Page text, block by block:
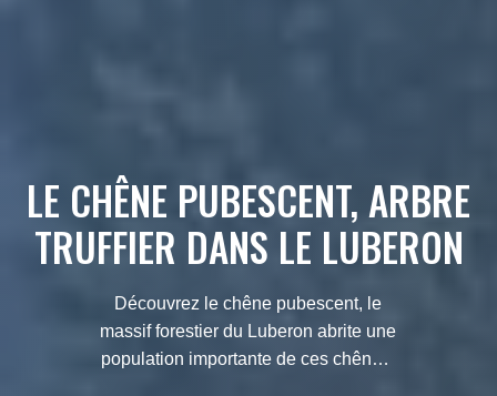
LE CHÊNE PUBESCENT, ARBRE
TRUFFIER DANS LE LUBERON
Découvrez le chêne pubescent, le
massif forestier du Luberon abrite une
population importante de ces chênes.